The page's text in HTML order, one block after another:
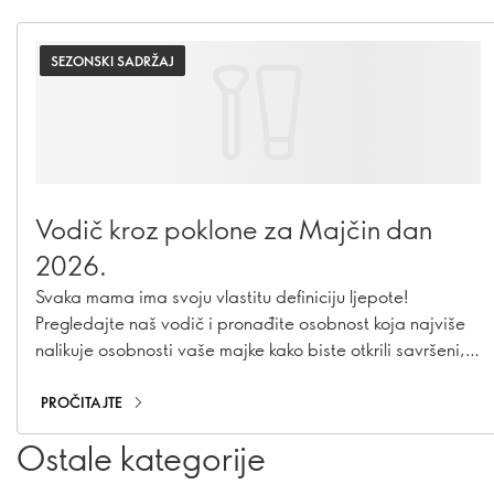
SEZONSKI SADRŽAJ
Vodič kroz poklone za Majčin dan
2026.
Svaka mama ima svoju vlastitu definiciju ljepote!
Pregledajte naš vodič i pronađite osobnost koja najviše
nalikuje osobnosti vaše majke kako biste otkrili savršeni,
PROČITAJTE
Ostale kategorije